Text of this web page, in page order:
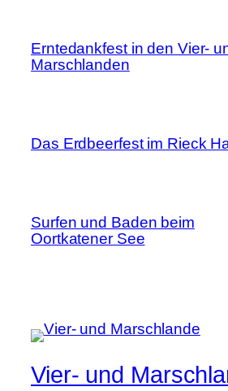
Erntedankfest in den Vier-
Marschlanden
Das Erdbeerfest im Rieck
Surfen und Baden beim
Oortkatener See
Vier- und